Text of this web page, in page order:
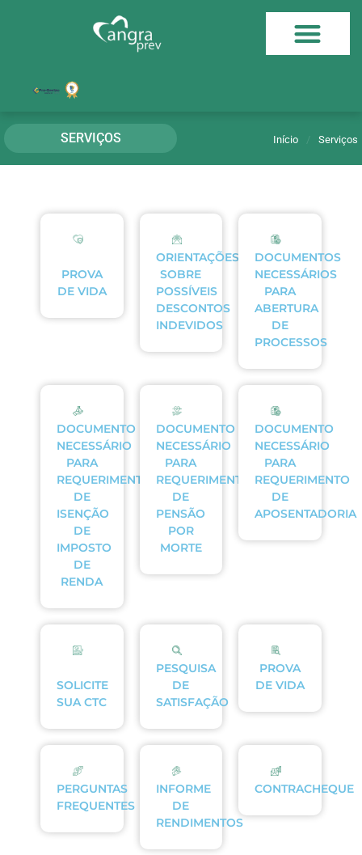
SERVIÇOS Início / Serviços
PROVA
DE VIDA
ORIENTAÇÕES
SOBRE
POSSÍVEIS
DESCONTOS
INDEVIDOS
DOCUMENTOS
NECESSÁRIOS
PARA
ABERTURA
DE
PROCESSOS
DOCUMENTO
NECESSÁRIO
PARA
REQUERIMENTO
DE
ISENÇÃO
DE
IMPOSTO
DE
RENDA
DOCUMENTO
NECESSÁRIO
PARA
REQUERIMENTO
DE
PENSÃO
POR
MORTE
DOCUMENTO
NECESSÁRIO
PARA
REQUERIMENTO
DE
APOSENTADORIA
SOLICITE
SUA CTC
PESQUISA
DE
SATISFAÇÃO
PROVA
DE VIDA
PERGUNTAS
FREQUENTES
INFORME
DE
RENDIMENTOS
CONTRACHEQUE